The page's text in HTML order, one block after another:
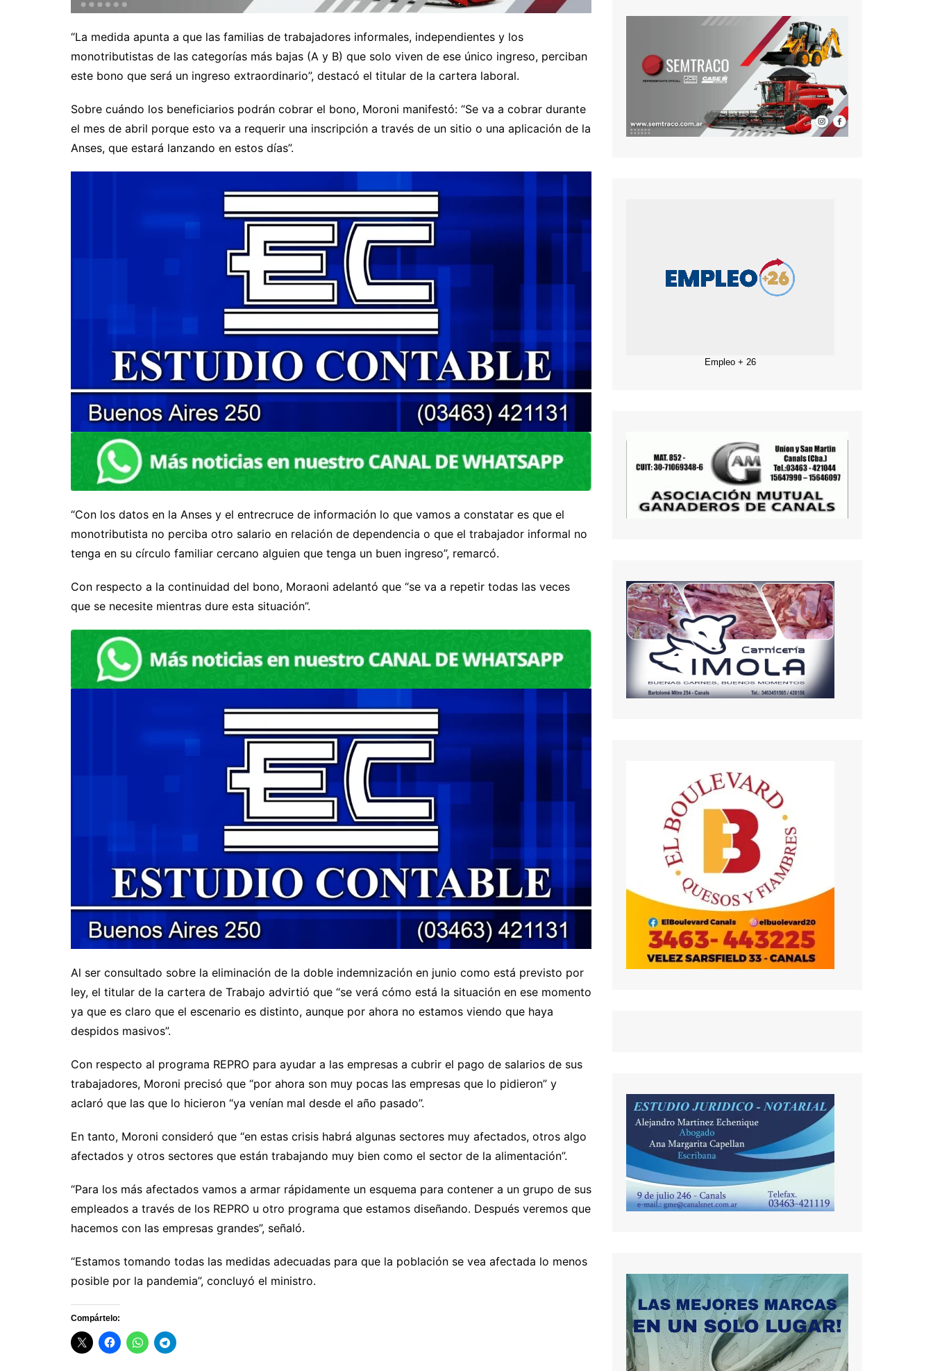
“La medida apunta a que las familias de trabajadores informales, independientes y los
monotributistas de las categorías más bajas (A y B) que solo viven de ese único ingreso, perciban
este bono que será un ingreso extraordinario”, destacó el titular de la cartera laboral.
Sobre cuándo los beneficiarios podrán cobrar el bono, Moroni manifestó: “Se va a cobrar durante
el mes de abril porque esto va a requerir una inscripción a través de un sitio o una aplicación de la
Anses, que estará lanzando en estos días”.
“Con los datos en la Anses y el entrecruce de información lo que vamos a constatar es que el
monotributista no perciba otro salario en relación de dependencia o que el trabajador informal no
tenga en su círculo familiar cercano alguien que tenga un buen ingreso”, remarcó.
Con respecto a la continuidad del bono, Moraoni adelantó que “se va a repetir todas las veces
que se necesite mientras dure esta situación”.
Al ser consultado sobre la eliminación de la doble indemnización en junio como está previsto por
ley, el titular de la cartera de Trabajo advirtió que “se verá cómo está la situación en ese momento
ya que es claro que el escenario es distinto, aunque por ahora no estamos viendo que haya
despidos masivos”.
Con respecto al programa REPRO para ayudar a las empresas a cubrir el pago de salarios de sus
trabajadores, Moroni precisó que “por ahora son muy pocas las empresas que lo pidieron” y
aclaró que las que lo hicieron “ya venían mal desde el año pasado”.
En tanto, Moroni consideró que “en estas crisis habrá algunas sectores muy afectados, otros algo
afectados y otros sectores que están trabajando muy bien como el sector de la alimentación”.
“Para los más afectados vamos a armar rápidamente un esquema para contener a un grupo de sus
empleados a través de los REPRO u otro programa que estamos diseñando. Después veremos que
hacemos con las empresas grandes”, señaló.
“Estamos tomando todas las medidas adecuadas para que la población se vea afectada lo menos
posible por la pandemia”, concluyó el ministro.
Compártelo:
Empleo + 26